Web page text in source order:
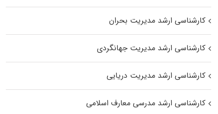
کارشناسی ارشد مدیریت بحران
کارشناسی ارشد مدیریت جهانگردی
کارشناسی ارشد مدیریت دریایی
کارشناسی ارشد مدرسی معارف اسلامی